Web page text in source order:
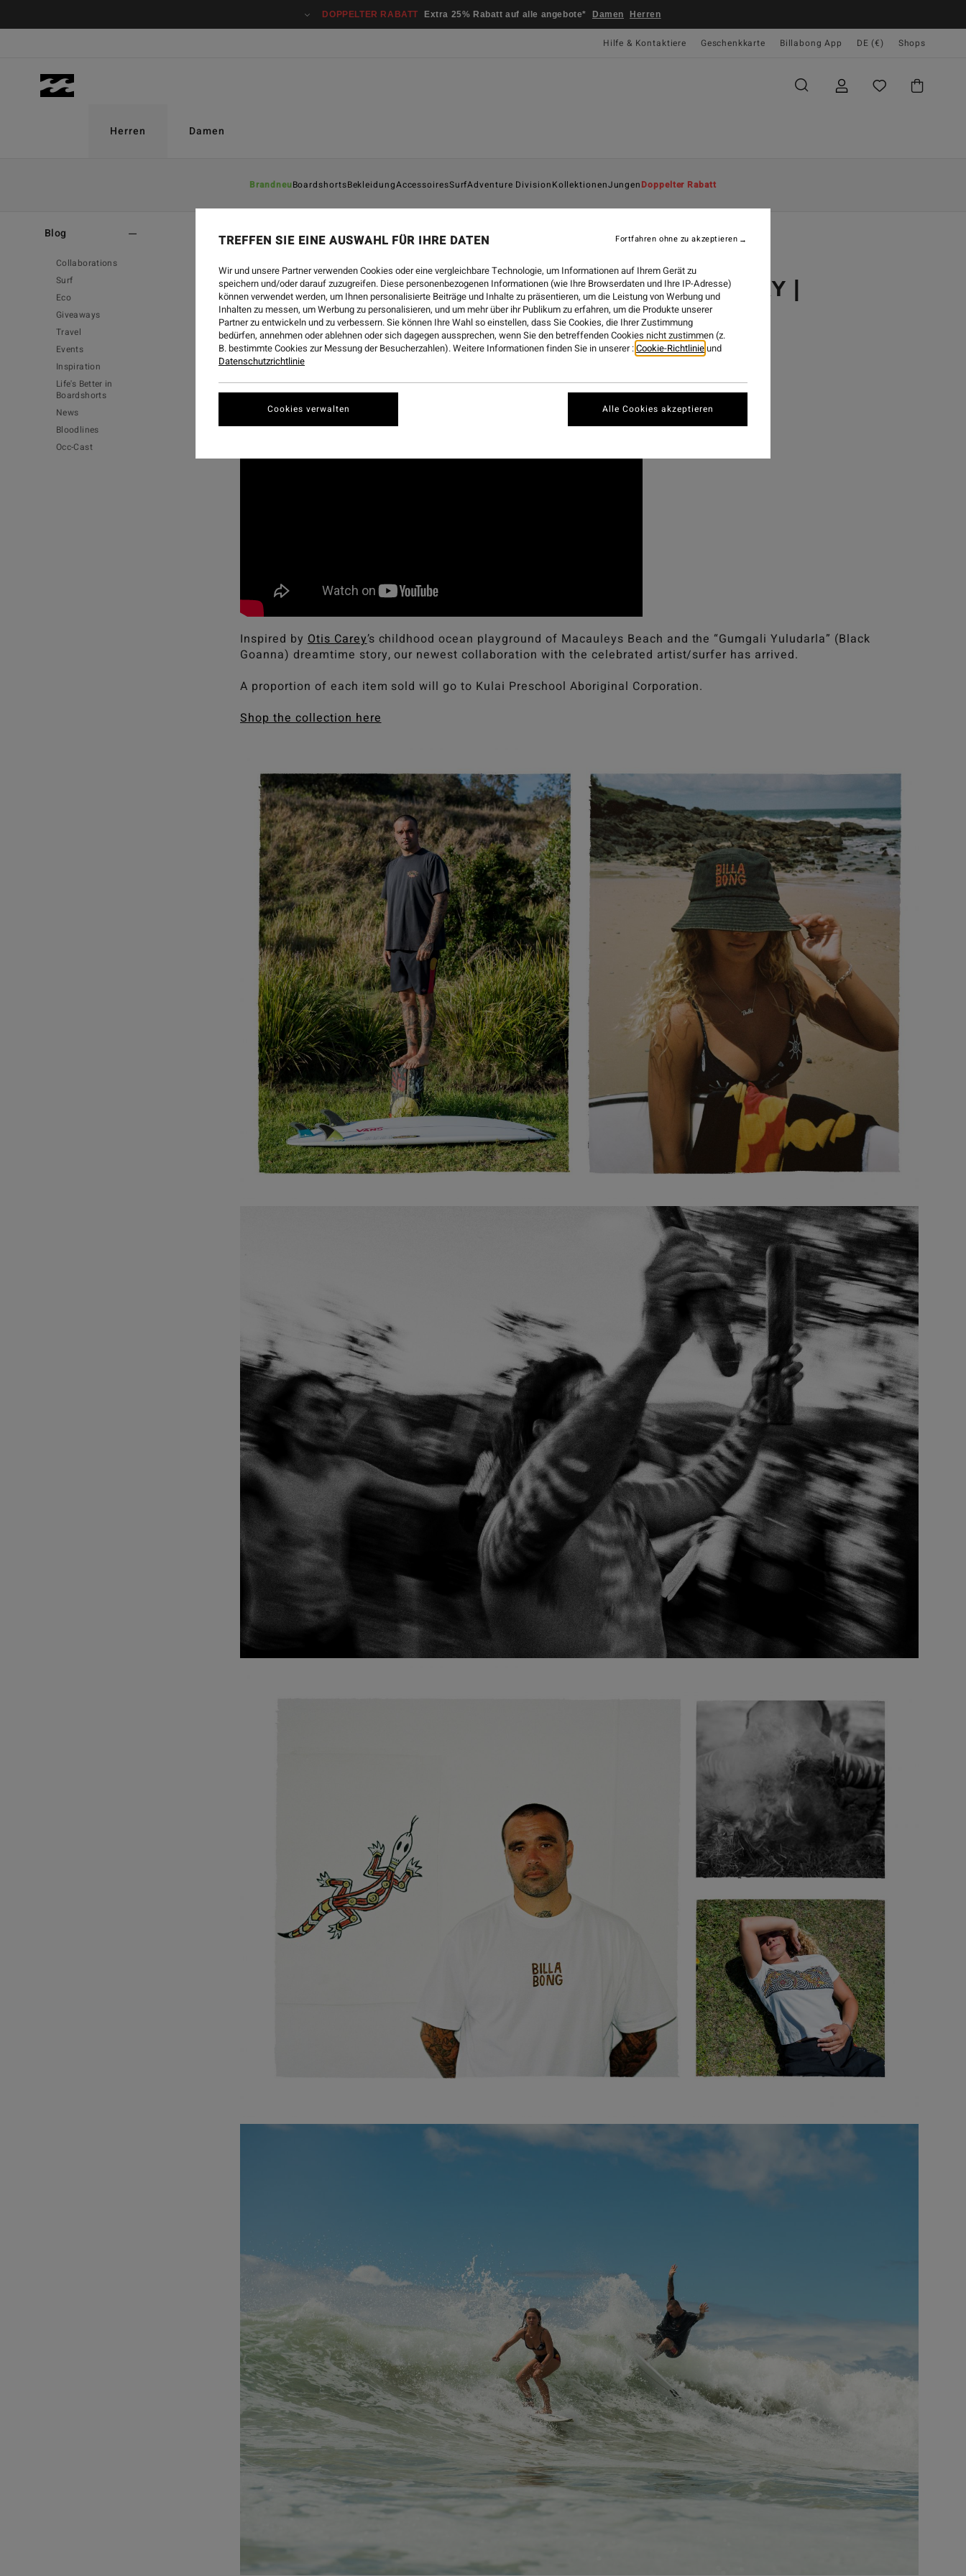
DOPPELTER RABATT Extra 25% Rabatt auf alle angebote* Damen Herren
Hilfe & Kontaktiere Geschenkkarte Billabong App DE (€) Shops
Herren
BrandneuBoardshortsBekleidungAccessoiresSurfAdventure DivisionKollektionenJungenDoppelter Rabatt
Damen
Blog
Collaborations
Surf
Eco
Giveaways
Travel
Events
Inspiration
Life's Better in
Boardshorts
News
Bloodlines
Occ-Cast
OTIS CAREY X BILLABONG GALLERY |
“GUMGALI YULUDARLA”
Inspired byOtis Carey’s childhood ocean playground of Macauleys Beach and the “Gumgali Yuludarla” (Black
Goanna) dreamtime story, our newest collaboration with the celebrated artist/surfer has arrived.
A proportion of each item sold will go to Kulai Preschool Aboriginal Corporation.
Shop the collection here
TREFFEN SIE EINE AUSWAHL FÜR IHRE DATEN
Wir und unsere Partner verwenden Cookies oder eine vergleichbare Technologie, um Informationen auf Ihrem Gerät zu
speichern und/oder darauf zuzugreifen. Diese personenbezogenen Informationen (wie Ihre Browserdaten und Ihre IP-Adresse)
können verwendet werden, um Ihnen personalisierte Beiträge und Inhalte zu präsentieren, um die Leistung von Werbung und
Inhalten zu messen, um Werbung zu personalisieren, und um mehr über ihr Publikum zu erfahren, um die Produkte unserer
Partner zu entwickeln und zu verbessern. Sie können Ihre Wahl so einstellen, dass Sie Cookies, die Ihrer Zustimmung
bedürfen, annehmen oder ablehnen oder sich dagegen aussprechen, wenn Sie den betreffenden Cookies nicht zustimmen (z.
B. bestimmte Cookies zur Messung der Besucherzahlen). Weitere Informationen finden Sie in unserer :Cookie-Richtlinieund
Datenschutzrichtlinie
Cookies verwalten
Fortfahren ohne zu akzeptieren
Alle Cookies akzeptieren